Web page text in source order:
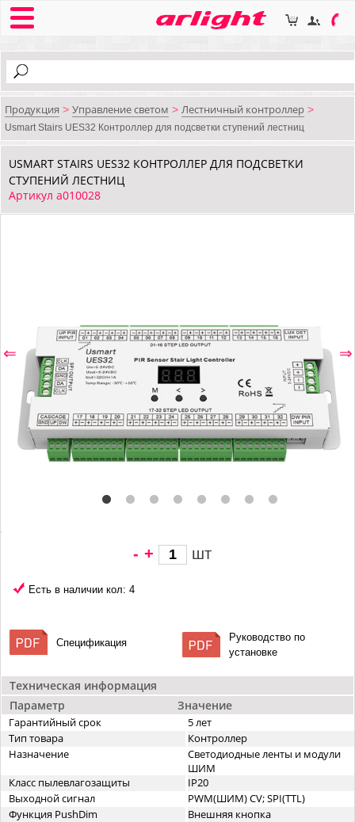
Продукция > Управление светом > Лестничный контроллер >
Usmart Stairs UES32 Контроллер для подсветки ступений лестниц
USMART STAIRS UES32 КОНТРОЛЛЕР ДЛЯ ПОДСВЕТКИ
СТУПЕНИЙ ЛЕСТНИЦ
Артикул a010028
⇐ ⇒
Техническая информация
Параметр
Значение
Гарантийный срок
5 лет
Тип товара
Контроллер
Назначение
Светодиодные ленты и модули
ШИМ
Класс пылевлагозащиты
IP20
Выходной сигнал
PWM(ШИМ) CV; SPI(TTL)
Функция PushDim
Внешняя кнопка
- + шт
Есть в наличии кол: 4
Спецификация
Руководство по
установке